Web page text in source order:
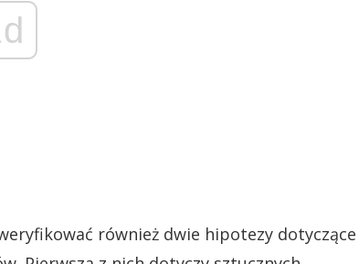
również dwie hipotezy dotyczące